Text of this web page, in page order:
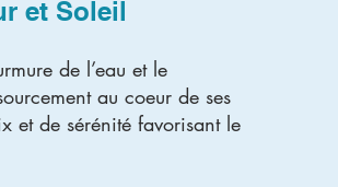
et Soleil
de l’eau et le
au coeur de ses
et de sérénité favorisant le